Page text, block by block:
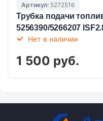
Артикул: 5272516
Трубка подачи
5256390/5266207
Нет в наличии
1 500 руб.